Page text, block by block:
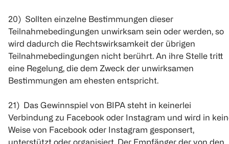
20) Sollten einzelne Bestimmungen dieser
Teilnahmebedingungen unwirksam sein oder werden, so
wird dadurch die Rechtswirksamkeit der übrigen
Teilnahmebedingungen nicht berührt. An ihre Stelle tritt
eine Regelung, die dem Zweck der unwirksamen
Bestimmungen am ehesten entspricht.
21) Das Gewinnspiel von BIPA steht in keinerlei
Verbindung zu Facebook oder Instagram und wird in
Weise von Facebook oder Instagram gesponsert,
unterstützt oder organisiert. Der Empfänger der von den